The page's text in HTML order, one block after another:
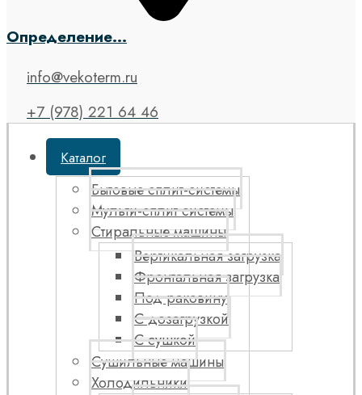
Определение...
info@vekoterm.ru
+7 (978) 221 64 46
Каталог
Бытовые сплит-системы
Мульти-сплит системы
Стиральные машины
Вертикальная загрузка
Фронтальная загрузка
Под раковину
С дозагрузкой
С сушкой
Сушильные машины
Холодильники